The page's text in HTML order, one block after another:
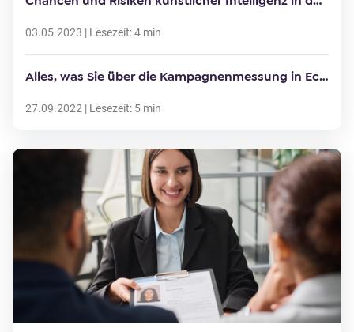
03.05.2023 | Lesezeit:4 min
Alles, was Sie über die Kampagnenmessung in Echtzeit wissen müssen
27.09.2022 | Lesezeit: 5 min